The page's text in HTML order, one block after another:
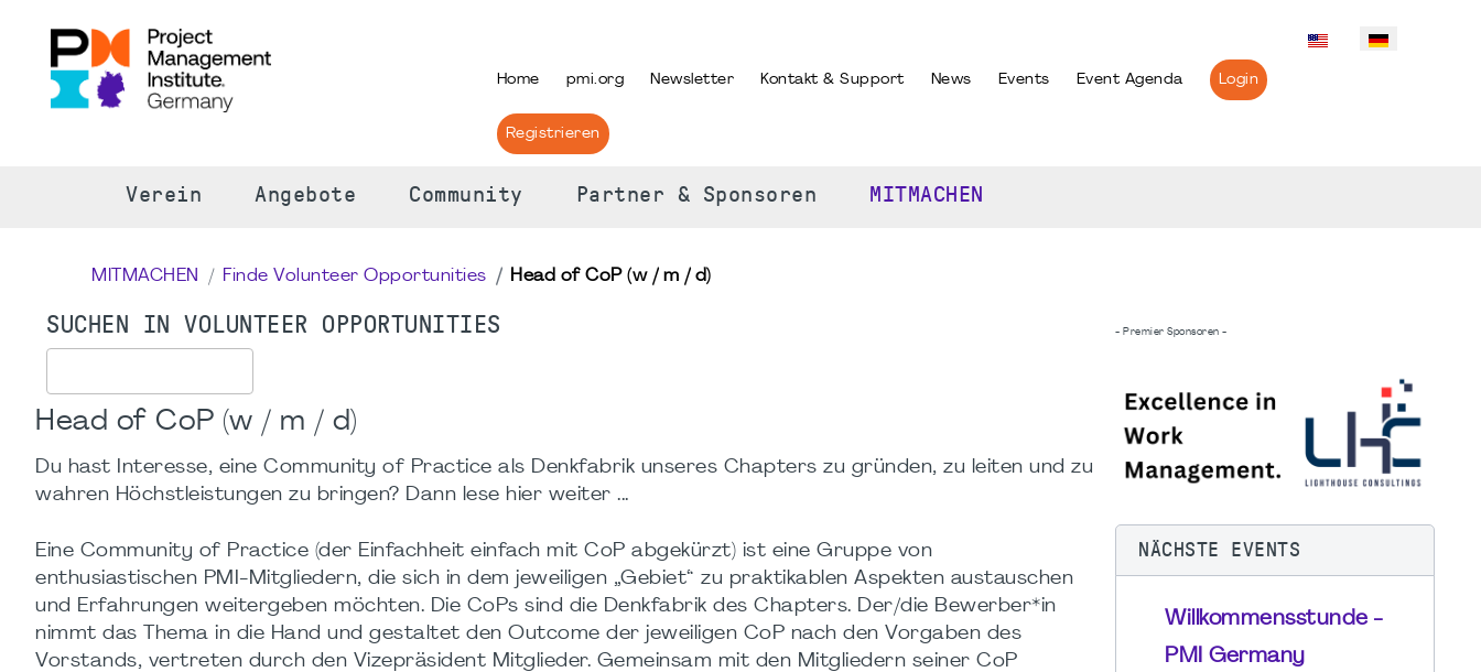
Home pmi.org Newsletter Kontakt & Support News Events Event Agenda Login
Registrieren
Verein Angebote Community Partner & Sponsoren MITMACHEN
MITMACHEN Finde Volunteer Opportunities Head of CoP (w / m / d)
SUCHEN IN VOLUNTEER OPPORTUNITIES
Head of CoP (w / m / d)
Du hast Interesse, eine Community of Practice als Denkfabrik unseres Chapters zu gründen, zu leiten und zu
wahren Höchstleistungen zu bringen? Dann lese hier weiter ...
Eine Community of Practice (der Einfachheit einfach mit CoP abgekürzt) ist eine Gruppe von
enthusiastischen PMI-Mitgliedern, die sich in dem jeweiligen „Gebiet“ zu praktikablen Aspekten austauschen
und Erfahrungen weitergeben möchten. Die CoPs sind die Denkfabrik des Chapters. Der/die Bewerber*in
nimmt das Thema in die Hand und gestaltet den Outcome der jeweiligen CoP nach den Vorgaben des
Vorstands, vertreten durch den Vizepräsident Mitglieder. Gemeinsam mit den Mitgliedern seiner CoP
- Premier Sponsoren -
NÄCHSTE EVENTS
Willkommensstunde -
PMI Germany